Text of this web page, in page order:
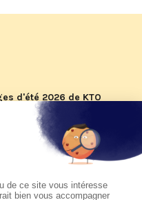
d'été 2026 de KTO
du pape Léon